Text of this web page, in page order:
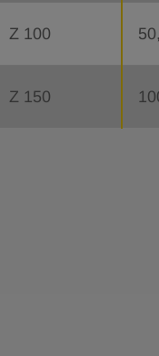
Z 100
Z 150